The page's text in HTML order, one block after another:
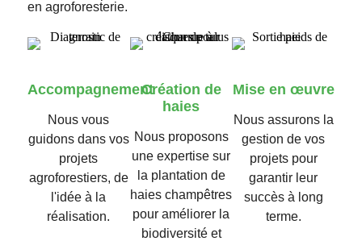
en agroforesterie.
Accompagnement
Nous vous
guidons dans vos
projets
agroforestiers, de
l'idée à la
réalisation.
Création de
haies
Nous proposons
une expertise sur
la plantation de
haies champêtres
pour améliorer la
biodiversité et
Mise en œuvre
Nous assurons la
gestion de vos
projets pour
garantir leur
succès à long
terme.